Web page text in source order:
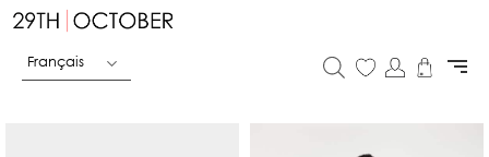
Français